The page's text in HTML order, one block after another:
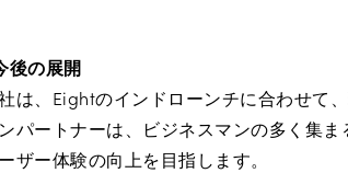
後の展開
は、Eightのインドローンチに合わせて
パートナーは、ビジネスマンの多く集
ザー体験の向上を目指します。